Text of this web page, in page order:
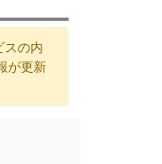
スの内
が更新